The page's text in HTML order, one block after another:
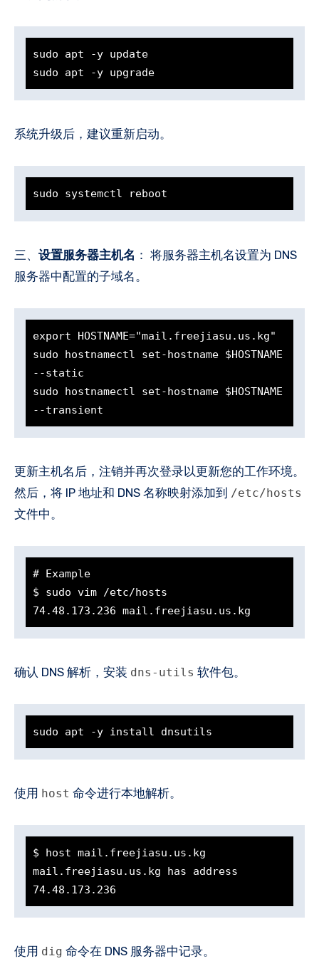
sudo apt -y update
sudo apt -y upgrade
系统升级后，建议重新启动。
sudo systemctl reboot
三、 设置服务器主机名 ： 将服务器主机名设置为 DNS
服务器中配置的子域名。
export HOSTNAME="mail.freejiasu.us.kg"
sudo hostnamectl set-hostname $HOSTNAME
--static
sudo hostnamectl set-hostname $HOSTNAME
--transient
更新主机名后，注销并再次登录以更新您的工作环境。
然后，将 IP 地址和 DNS 名称映射添加到 /etc/hosts
文件中。
# Example
$ sudo vim /etc/hosts
74.48.173.236 mail.freejiasu.us.kg
确认 DNS 解析，安装 dns-utils 软件包。
sudo apt -y install dnsutils
使用 host 命令进行本地解析。
$ host mail.freejiasu.us.kg
mail.freejiasu.us.kg has address
74.48.173.236
使用 dig 命令在 DNS 服务器中记录。